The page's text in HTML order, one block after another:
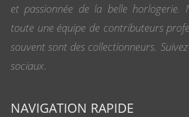
et passionnée de la belle horlogerie.
toute une équipe de contributeurs
souvent sont des collectionneurs.
sociaux.
NAVIGATION RAPIDE